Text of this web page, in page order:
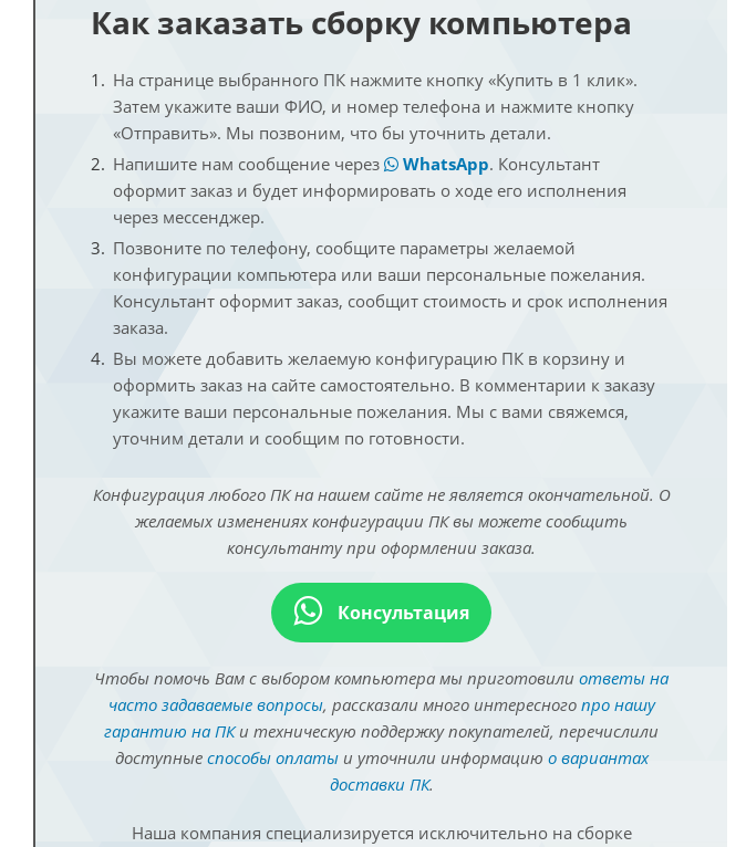
Как заказать сборку компьютера
На странице выбранного ПК нажмите кнопку «Купить в 1 клик».
Затем укажите ваши ФИО, и номер телефона и нажмите кнопку
«Отправить». Мы позвоним, что бы уточнить детали.
Напишите нам сообщение через
WhatsApp. Консультант
оформит заказ и будет информировать о ходе его исполнения
через мессенджер.
Позвоните по телефону, сообщите параметры желаемой
конфигурации компьютера или ваши персональные пожелания.
Консультант оформит заказ, сообщит стоимость и срок исполнения
заказа.
Вы можете добавить желаемую конфигурацию ПК в корзину и
оформить заказ на сайте самостоятельно. В комментарии к заказу
укажите ваши персональные пожелания. Мы с вами свяжемся,
уточним детали и сообщим по готовности.
Конфигурация любого ПК на нашем сайте не является окончательной. О
желаемых изменениях конфигурации ПК вы можете сообщить
консультанту при оформлении заказа.
Консультация
Чтобы помочь Вам с выбором компьютера мы приготовили ответы на
часто задаваемые вопросы, рассказали много интересного про нашу
гарантию на ПКи техническую поддержку покупателей, перечислили
доступные способы оплатыи уточнили информацию о вариантах
доставки ПК.
Наша компания специализируется исключительно на сборке